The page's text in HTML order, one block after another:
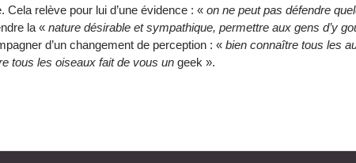
relève pour lui d’une évidence : « on ne peut pas défendre
la « nature désirable et sympathique, permettre aux gens d’y
d’un changement de perception : « bien connaître tous les
tous les oiseaux fait de vous un geek ».